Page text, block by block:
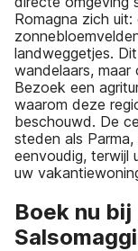
Romagna zich
landweggetjes.
wandelaars,
Bezoek een
waarom deze
beschouwd. De
steden als
eenvoudig, terwijl
uw
Boek nu bij